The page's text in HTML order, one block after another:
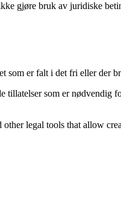
gjøre bruk av juridiske
som er falt i det fri eller der
som er nødvendig
legal tools that allow